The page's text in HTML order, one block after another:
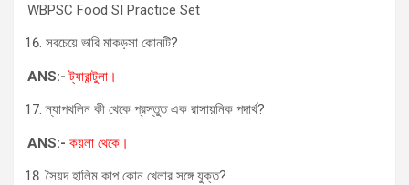
WBPSC Food SI Practice Set
সবচেয়ে ভারি মাকড়সা কোনটি?
ANS:- ট্যারান্টুলা।
ন্যাপথলিন কী থেকে প্রস্তুত এক রাসায়নিক পদার্থ?
ANS:- কয়লা থেকে।
সৈয়দ হালিম কাপ কোন খেলার সঙ্গে যুক্ত?